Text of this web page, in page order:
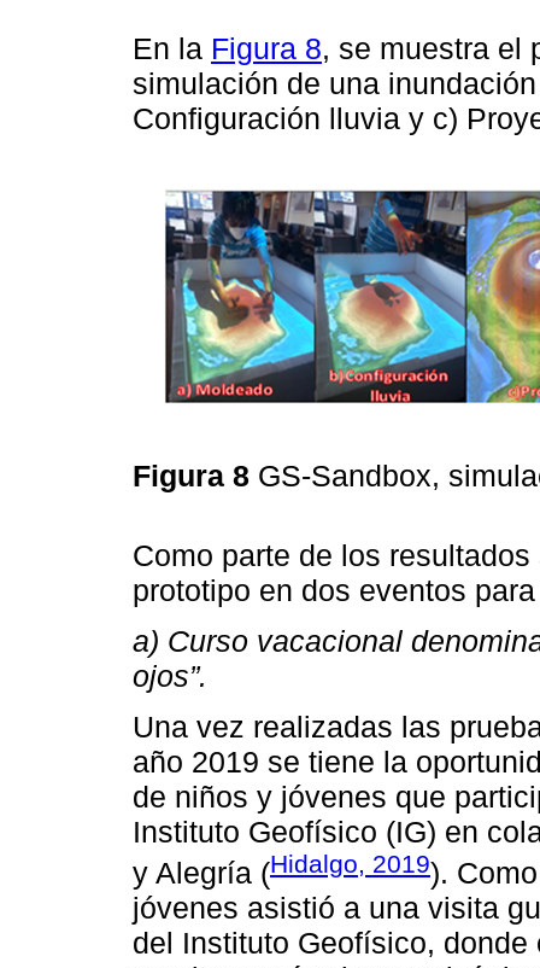
En la Figura 8, se muestra el
simulación de una
Configuración lluvia y c)
Figura 8 GS-Sandbox,
Como parte de los
prototipo en dos eventos
a) Curso vacacional
ojos”.
Una vez realizadas las
año 2019 se tiene la
de niños y jóvenes que
Instituto Geofísico (IG) en
y Alegría (Hidalgo, 2019).
jóvenes asistió a una visita
del Instituto Geofísico,